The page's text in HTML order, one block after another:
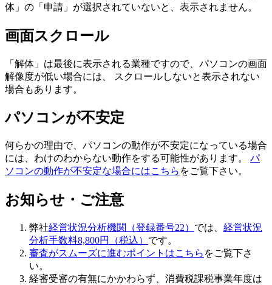
体」の「申請」が選択されていないと、表示されません。
画面スクロール
「解体」は最後に表示される業種ですので、パソコンの画面
解像度が低い場合には、 スクロールしないと表示されない
場合もあります。
パソコンが不安定
何らかの理由で、パソコンの動作が不安定になっている場合
には、わけのわからない動作をする可能性があります。 パ
ソコンの動作が不安定な場合にはこちら をご覧下さい。
お知らせ・ご注意
弊社経営状況分析機関（登録番号22） では、 経営状況
分析手数料8,800円（税込） です。
審査がスムーズに進むポイントはこちら をご覧下さ
い。
経審受審の有無にかかわらず、 消費税課税事業年度は